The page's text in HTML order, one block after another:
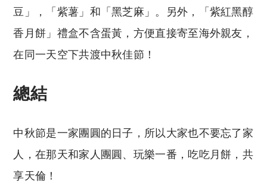
豆」，「紫薯」和「黑芝麻」。另外，「紫紅黑醇
香月餅」禮盒不含蛋黃，方便直接寄至海外親友，
在同一天空下共渡中秋佳節！
總結
中秋節是一家團圓的日子，所以大家也不要忘了家
人，在那天和家人團圓、玩樂一番，吃吃月餅，共
享天倫！